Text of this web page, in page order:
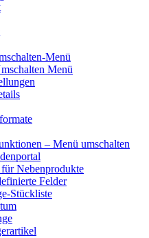
Menü
Menü
– Menü umschalten
Nebenprodukte
Felder
Stückliste